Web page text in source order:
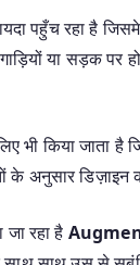
पहुँच रहा है
या सड़क पर
भी किया जाता
के अनुसार
जा रहा है